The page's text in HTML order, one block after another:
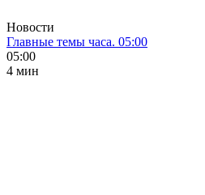
Новости
Главные темы часа. 05:00
05:00
4 мин